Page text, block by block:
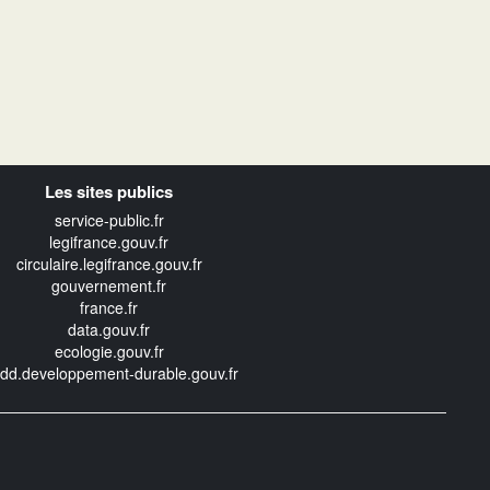
Les sites publics
service-public.fr
legifrance.gouv.fr
circulaire.legifrance.gouv.fr
gouvernement.fr
france.fr
data.gouv.fr
ecologie.gouv.fr
durable.gouv.fr